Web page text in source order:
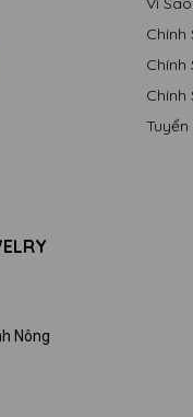
Nông
Chính
Chính
Chính